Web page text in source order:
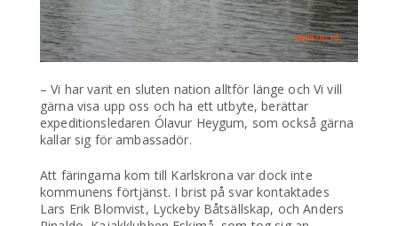
– Vi har varit en sluten nation alltför länge och Vi vill
gärna visa upp oss och ha ett utbyte, berättar
expeditionsledaren Ólavur Heygum, som också gärna
kallar sig för ambassadör.
Att färingarna kom till Karlskrona var dock inte
kommunens förtjänst. I brist på svar kontaktades
Lars Erik Blomvist, Lyckeby Båtsällskap, och Anders